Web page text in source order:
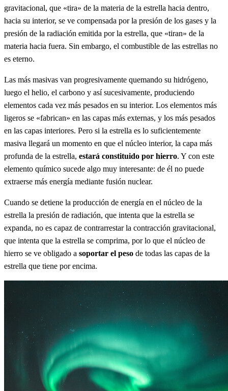
gravitacional, que «tira» de la materia de la estrella hacia dentro,
hacia su interior, se ve compensada por la presión de los gases y la
presión de la radiación emitida por la estrella, que «tiran» de la
materia hacia fuera. Sin embargo, el combustible de las estrellas no
es eterno.
Las más masivas van progresivamente quemando su hidrógeno,
luego el helio, el carbono y así sucesivamente, produciendo
elementos cada vez más pesados en su interior. Los elementos más
ligeros se «fabrican» en las capas más externas, y los más pesados
en las capas interiores. Pero si la estrella es lo suficientemente
masiva llegará un momento en que el núcleo interior, la capa más
profunda de la estrella, estará constituido por hierro. Y con este
elemento químico sucede algo muy interesante: de él no puede
extraerse más energía mediante fusión nuclear.
Cuando se detiene la producción de energía en el núcleo de la
estrella la presión de radiación, que intenta que la estrella se
expanda, no es capaz de contrarrestar la contracción gravitacional,
que intenta que la estrella se comprima, por lo que el núcleo de
hierro se ve obligado a soportar el peso de todas las capas de la
estrella que tiene por encima.